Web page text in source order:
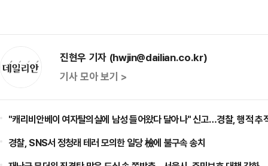
진현우 기자 (hwjin@dailian.co.kr)
기사 모아 보기 >
"캐리비안베이 여자탈의실에 남성 들어왔다 달아나" 신고…경찰, 행적 추
경찰, SNS서 정청래 테러 모의한 일당 檢에 불구속 송치